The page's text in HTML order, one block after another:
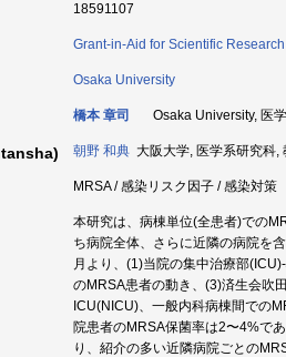
18591107
Grant-in-Aid for Scientific
Osaka University
橋本 章司 Osaka University, 医
朝野 和典 大阪大学, 医学系研究科,
MRSA / 感染リスク因子 / 感染対策
本研究は、病棟単位(全患者)での
ち病院全体、さらに近隣の病院を
月より、(1)当院の集中治療部
のMRSA患者の動き、(3)済生会吹
ICU(NICU)、一般内科病棟間での
院患者のMRSA保菌率は2〜4%で
り、紹介の多い近隣病院ごとの